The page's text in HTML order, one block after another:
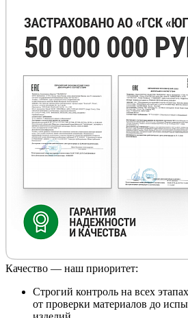
Качество — наш приоритет:
Строгий контроль на всех
от проверки материалов до